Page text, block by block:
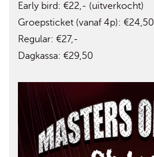
Early bird: €22,- (uitverkocht)
Groepsticket (vanaf 4p): €24,50
Regular: €27,-
Dagkassa: €29,50